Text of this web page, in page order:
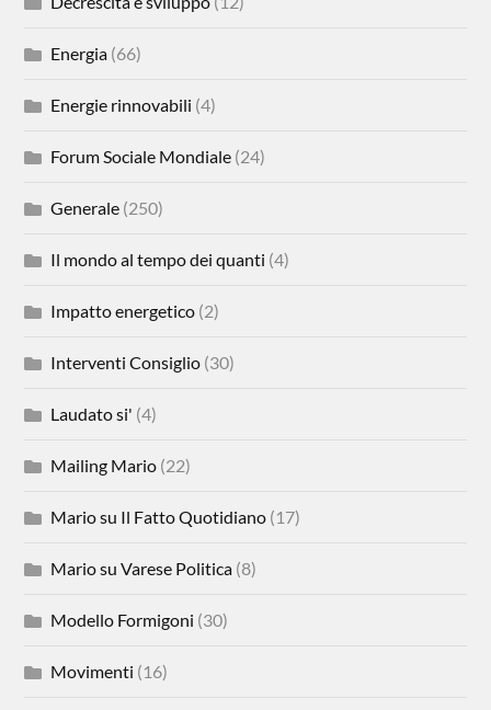
Energia (66)
Energie rinnovabili (4)
Forum Sociale Mondiale (24)
Generale (250)
Il mondo al tempo dei quanti (4)
Impatto energetico (2)
Interventi Consiglio (30)
Laudato si' (4)
Mailing Mario (22)
Mario su Il Fatto Quotidiano (17)
Mario su Varese Politica (8)
Modello Formigoni (30)
Movimenti (16)